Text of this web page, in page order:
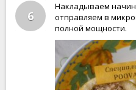
6
Накладываем
отправляем в
полной мощности.